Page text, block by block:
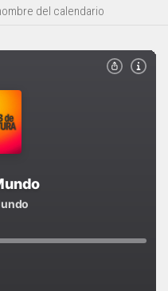
del calendario